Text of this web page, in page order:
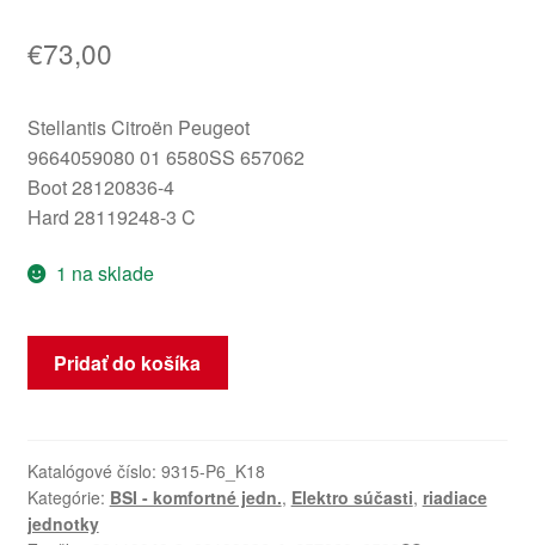
€73,00
Stellantis Citroën Peugeot
9664059080 01 6580SS 657062
Boot 28120836-4
Hard 28119248-3 C
1 na sklade
množstvo
BSI04EV
Modul
BSI
Peugeot
Pridať do košíka
Katalógové číslo: 9315-P6_K18
Kategórie: BSI - komfortné jedn., Elektro súčasti, riadiace
jednotky